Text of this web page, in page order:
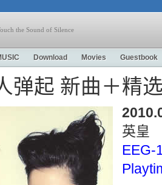
the Sound of Silence
Download Movies Guestbook
弹起 新曲＋精
英皇
EEG-